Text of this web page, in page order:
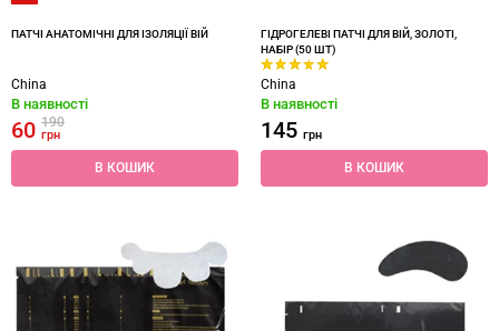
ПАТЧІ АНАТОМІЧНІ ДЛЯ ІЗОЛЯЦІЇ ВІЙ
China
В наявності
60 190
грн
В КОШИК
ГІДРОГЕЛЕВІ ПАТЧІ ДЛЯ ВІЙ, ЗОЛОТІ,
НАБІР (50 ШТ)
China
В наявності
145 грн
В КОШИК